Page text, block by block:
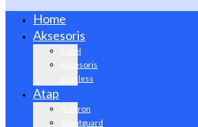
Home
Aksesoris
Kabel
Aksesoris
Stainless
Atap
Alderon
Avantguard